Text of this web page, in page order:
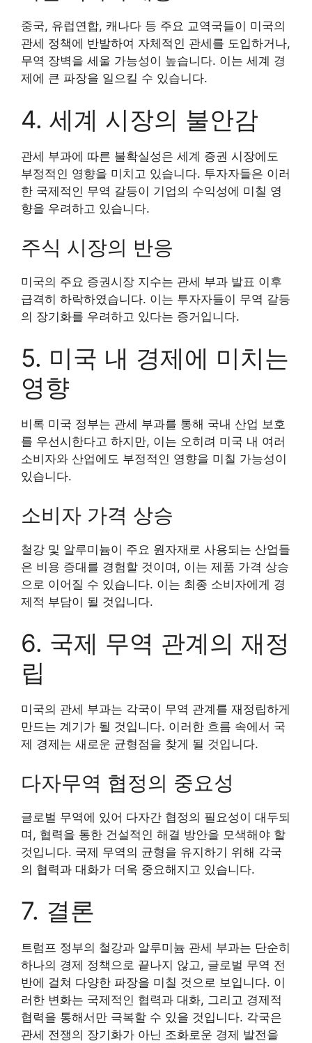
중국, 유럽연합, 캐나다 등 주요 교역국들이 미국의
관세 정책에 반발하여 자체적인 관세를 도입하거나,
무역 장벽을 세울 가능성이 높습니다. 이는 세계 경
제에 큰 파장을 일으킬 수 있습니다.
4. 세계 시장의 불안감
관세 부과에 따른 불확실성은 세계 증권 시장에도
부정적인 영향을 미치고 있습니다. 투자자들은 이러
한 국제적인 무역 갈등이 기업의 수익성에 미칠 영
향을 우려하고 있습니다.
주식 시장의 반응
미국의 주요 증권시장 지수는 관세 부과 발표 이후
급격히 하락하였습니다. 이는 투자자들이 무역 갈등
의 장기화를 우려하고 있다는 증거입니다.
5. 미국 내 경제에 미치는
영향
비록 미국 정부는 관세 부과를 통해 국내 산업 보호
를 우선시한다고 하지만, 이는 오히려 미국 내 여러
소비자와 산업에도 부정적인 영향을 미칠 가능성이
있습니다.
소비자 가격 상승
철강 및 알루미늄이 주요 원자재로 사용되는 산업들
은 비용 증대를 경험할 것이며, 이는 제품 가격 상승
으로 이어질 수 있습니다. 이는 최종 소비자에게 경
제적 부담이 될 것입니다.
6. 국제 무역 관계의 재정
립
미국의 관세 부과는 각국이 무역 관계를 재정립하게
만드는 계기가 될 것입니다. 이러한 흐름 속에서 국
제 경제는 새로운 균형점을 찾게 될 것입니다.
다자무역 협정의 중요성
글로벌 무역에 있어 다자간 협정의 필요성이 대두되
며, 협력을 통한 건설적인 해결 방안을 모색해야 할
것입니다. 국제 무역의 균형을 유지하기 위해 각국
의 협력과 대화가 더욱 중요해지고 있습니다.
7. 결론
트럼프 정부의 철강과 알루미늄 관세 부과는 단순히
하나의 경제 정책으로 끝나지 않고, 글로벌 무역 전
반에 걸쳐 다양한 파장을 미칠 것으로 보입니다. 이
러한 변화는 국제적인 협력과 대화, 그리고 경제적
협력을 통해서만 극복할 수 있을 것입니다. 각국은
관세 전쟁의 장기화가 아닌 조화로운 경제 발전을